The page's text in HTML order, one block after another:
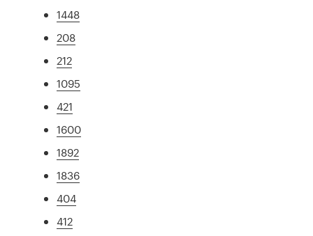
1448
208
212
1095
421
1600
1892
1836
404
412